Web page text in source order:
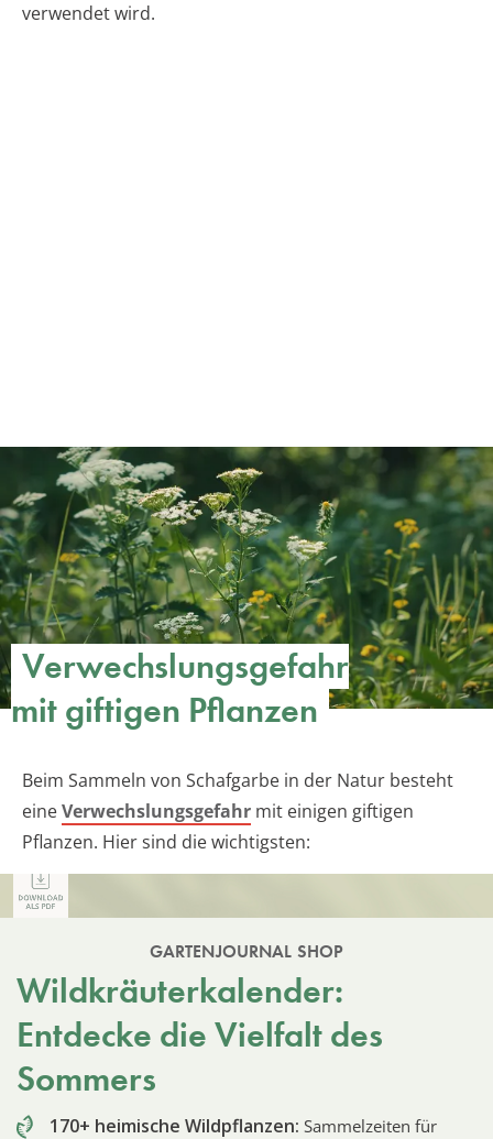
verwendet wird.
Verwechslungsgefahr
mit giftigen Pflanzen
Beim Sammeln von Schafgarbe in der Natur besteht
eineVerwechslungsgefahr mit einigen giftigen
Pflanzen. Hier sind die wichtigsten:
GARTENJOURNAL SHOP
Wildkräuterkalender:
Entdecke die Vielfalt des
Sommers
170+ heimische Wildpflanzen: Sammelzeiten für